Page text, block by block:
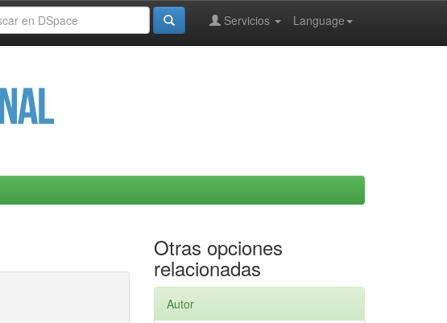
Language
Servicios
Otras opciones
relacionadas
Autor